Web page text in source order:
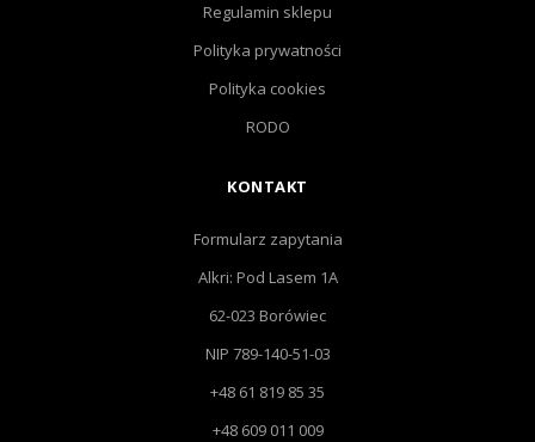
Regulamin sklepu
Polityka prywatności
Polityka cookies
RODO
KONTAKT
Formularz zapytania
Alkri: Pod Lasem 1A
62-023 Borówiec
NIP 789-140-51-03
+48 61 819 85 35
+48 609 011 009